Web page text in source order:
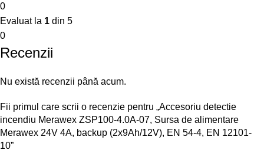
0
Evaluat la 1 din 5
0
Recenzii
Nu există recenzii până acum.
Fii primul care scrii o recenzie pentru „Accesoriu detectie
incendiu Merawex ZSP100-4.0A-07, Sursa de alimentare
Merawex 24V 4A, backup (2x9Ah/12V), EN 54-4, EN 12101-
10”